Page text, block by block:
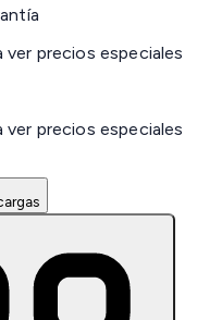
ver precios especiales
ver precios especiales